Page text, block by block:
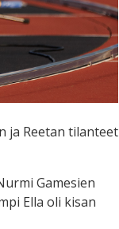
ja Reetan tilanteet
Gamesien
Ella oli kisan